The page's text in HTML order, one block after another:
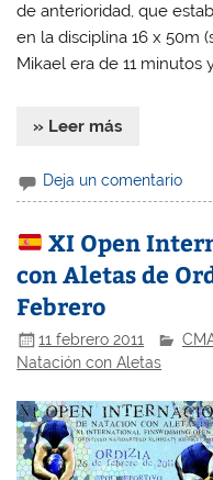
de anterioridad, que
en la disciplina 16 x 50m
Mikael era de 11 minutos
» Leer más
Deja un comentario
XI Open
con Aletas de
Febrero
11 febrero 2011
Natación con Aletas